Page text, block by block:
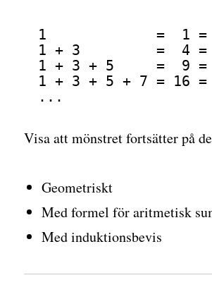
1             =  1
1 + 3         =  4 =
1 + 3 + 5     =  9 =
1 + 3 + 5 + 7 = 16 =
...
Visa att mönstret fortsätter på
Geometriskt
Med formel för aritmetisk
Med induktionsbevis